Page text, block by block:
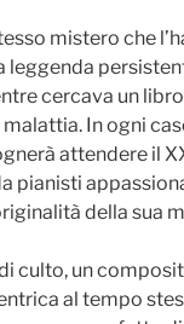
mistero che
leggenda
cercava un
In ogni
attendere il
pianisti
della sua
culto, un
al tempo